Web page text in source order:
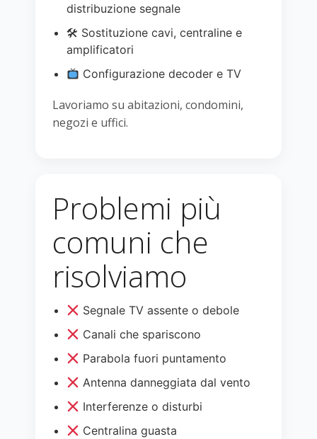
distribuzione segnale
🛠 Sostituzione cavi, centraline e
amplificatori
Configurazione decoder e TV
Lavoriamo su abitazioni, condomini,
negozi e uffici.
Problemi più
comuni che
risolviamo
Segnale TV assente o debole
Canali che spariscono
Parabola fuori puntamento
Antenna danneggiata dal vento
Interferenze o disturbi
Centralina guasta